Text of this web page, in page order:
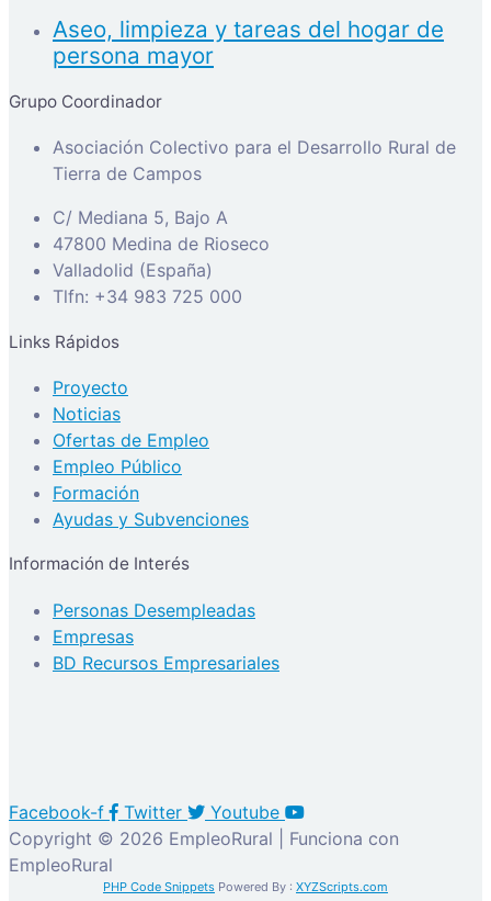
Aseo, limpieza y tareas del hogar de
persona mayor
Grupo Coordinador
Asociación Colectivo para el Desarrollo Rural de
Tierra de Campos
C/ Mediana 5, Bajo A
47800 Medina de Rioseco
Valladolid (España)
Tlfn: +34 983 725 000
Links Rápidos
Proyecto
Noticias
Ofertas de Empleo
Empleo Público
Formación
Ayudas y Subvenciones
Información de Interés
Personas Desempleadas
Empresas
BD Recursos Empresariales
Facebook-f Twitter
Youtube
Copyright © 2026 EmpleoRural | Funciona con
EmpleoRural
PHP Code Snippets Powered By : XYZScripts.com